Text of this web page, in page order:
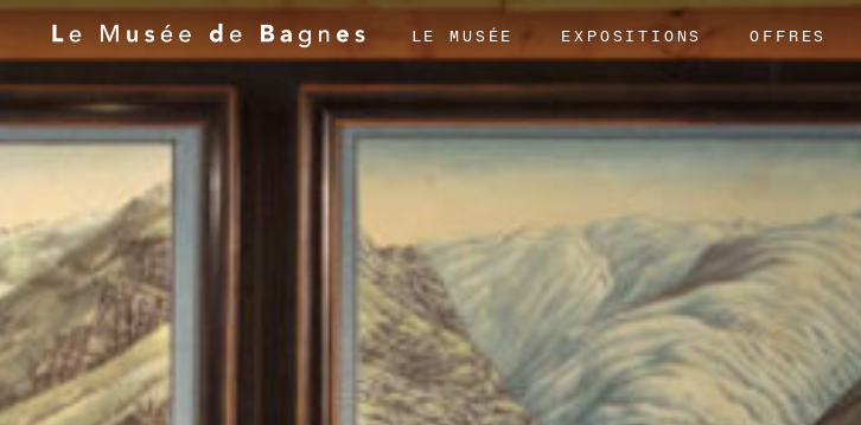
LE MUSÉE EXPOSITIONS OFFRES